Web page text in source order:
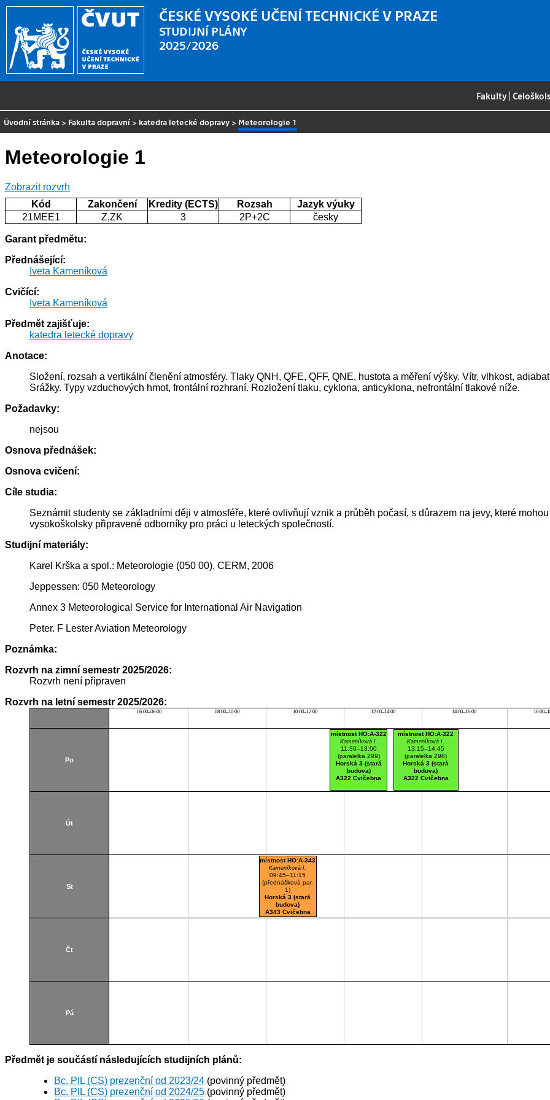
ČESKÉ VYSOKÉ UČENÍ TECHNICKÉ V PRAZE
STUDIJNÍ PLÁNY
2025/2026
Fakulty |
Úvodní stránka > Fakulta dopravní > katedra letecké dopravy > Meteorologie 1
Meteorologie 1
Zobrazit rozvrh
Kód
Zakončení Kredity (ECTS) Rozsah
Jazyk výuky
21MEE1
Z,ZK 3 2P+2C česky
Garant předmětu:
Přednášející:
Iveta Kameníková
Cvičící:
Iveta Kameníková
Předmět zajišťuje:
katedra letecké dopravy
Anotace:
Složení, rozsah a vertikální členění atmosféry. Tlaky QNH, QFE, QFF, QNE, hustota a měření výšky. Vítr, vlhkost,
Srážky. Typy vzduchových hmot, frontální rozhraní. Rozložení tlaku, cyklona, anticyklona, nefrontální tlakové níže.
Požadavky:
nejsou
Osnova přednášek:
Osnova cvičení:
Cíle studia:
Seznámit studenty se základními ději v atmosféře, které ovlivňují vznik a průběh počasí, s důrazem na jevy, které
vysokoškolsky připravené odborníky pro práci u leteckých společností.
Studijní materiály:
Karel Krška a spol.: Meteorologie (050 00), CERM, 2006
Jeppessen: 050 Meteorology
Annex 3 Meteorological Service for International Air Navigation
Peter. F Lester Aviation Meteorology
Poznámka:
Rozvrh na zimní semestr 2025/2026:
Rozvrh není připraven
Rozvrh na letní semestr 2025/2026:
06:00–08:00 08:00–10:00 10:00–12:00 12:00–14:00 14:00–16:00
Po
místnost HO:A-322
Kameníková I.
11:30–13:00
(paralelka 299)
Horská 3 (stará
budova)
A322 Cvičebna
místnost HO:A-322
Kameníková I.
13:15–14:45
(paralelka 298)
Horská 3 (stará
budova)
A322 Cvičebna
Út
St
místnost HO:A-343
Kameníková I.
09:45–11:15
(přednášková par.
1)
Horská 3 (stará
budova)
A343 Cvičebna
Čt
Pá
Předmět je součástí následujících studijních plánů:
Bc. PIL (CS) prezenční od 2023/24 (povinný předmět)
Bc. PIL (CS) prezenční od 2024/25 (povinný předmět)